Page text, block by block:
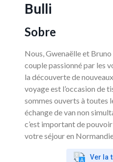
Bulli
Sobre
Nous, Gwenaëlle et Bruno
couple passionné par les
la découverte de
voyage est l’occasion de
sommes ouverts à toutes
échange de van non
c’est important de
votre séjour en
Ver la